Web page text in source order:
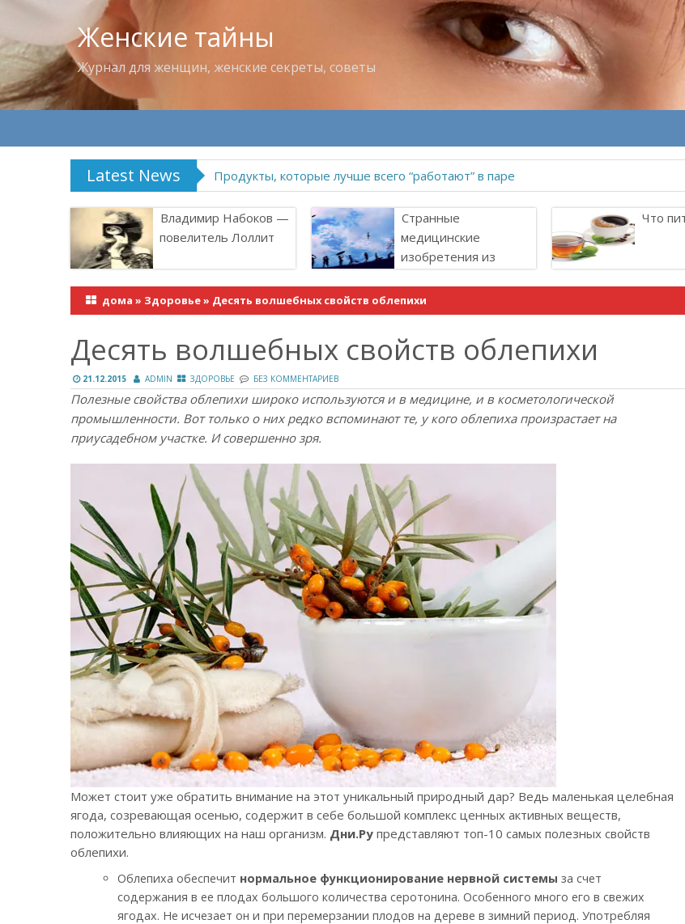
Женские тайны
Журнал для женщин, женские секреты, советы
Latest News Продукты, которые лучше всего “работают” в паре
Владимир Набоков —
повелитель Лоллит
Странные
медицинские
изобретения из
Что
дома » Здоровье» Десять волшебных свойств облепихи
Десять волшебных свойств облепихи
21.12.2015 ADMIN ЗДОРОВЬЕ БЕЗ КОММЕНТАРИЕВ
Полезные свойства облепихи широко используются и в медицине, и в косметологической
промышленности. Вот только о них редко вспоминают те, у кого облепиха произрастает на
приусадебном участке. И совершенно зря.
Может стоит уже обратить внимание на этот уникальный природный дар? Ведь маленькая целебная
ягода, созревающая осенью, содержит в себе большой комплекс ценных активных веществ,
положительно влияющих на наш организм. Дни.Ру представляют топ-10 самых полезных свойств
облепихи.
Облепиха обеспечит нормальное функционирование нервной системы за счет
содержания в ее плодах большого количества серотонина. Особенного много его в свежих
ягодах. Не исчезает он и при перемерзании плодов на дереве в зимний период. Употребляя